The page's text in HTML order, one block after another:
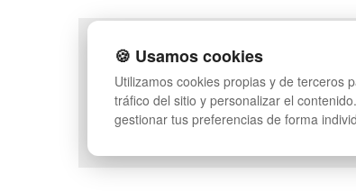
POLÍTICA DE PRIVACIDAD
CONDICIONES DE USO
CAMBIOS Y
DEVOLUCIONES
CONTACTO
INGRESA A TU
🍪 Usamos cookies
Utilizamos cookies propias y de terceros
tráfico del sitio y personalizar el
gestionar tus preferencias de forma